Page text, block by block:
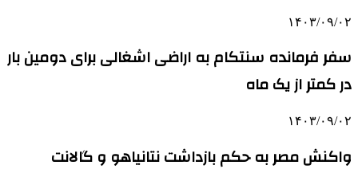
۱۴۰۳/۰۹/۰۲
سفر فرمانده سنتکام به اراضی اشغالی برای دومین بار
در کمتر از یک ماه
۱۴۰۳/۰۹/۰۲
واکنش مصر به حکم بازداشت نتانیاهو و گالانت